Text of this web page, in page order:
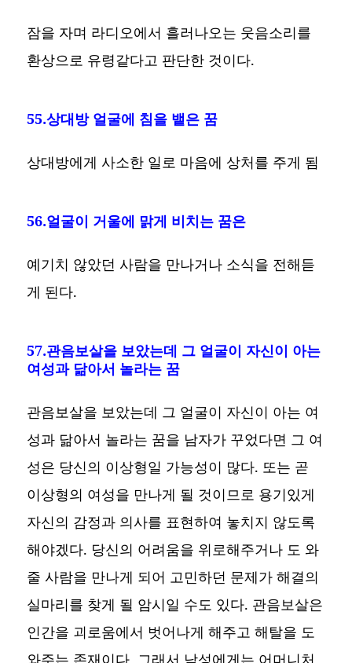
잠을 자며 라디오에서 흘러나오는 웃음소리를
환상으로 유령같다고 판단한 것이다.
55.상대방 얼굴에 침을 뱉은 꿈
상대방에게 사소한 일로 마음에 상처를 주게 됨
56.얼굴이 거울에 맑게 비치는 꿈은
예기치 않았던 사람을 만나거나 소식을 전해듣
게 된다.
57.관음보살을 보았는데 그 얼굴이 자신이 아는
여성과 닮아서 놀라는 꿈
관음보살을 보았는데 그 얼굴이 자신이 아는 여
성과 닮아서 놀라는 꿈을 남자가 꾸었다면 그 여
성은 당신의 이상형일 가능성이 많다. 또는 곧
이상형의 여성을 만나게 될 것이므로 용기있게
자신의 감정과 의사를 표현하여 놓치지 않도록
해야겠다. 당신의 어려움을 위로해주거나 도 와
줄 사람을 만나게 되어 고민하던 문제가 해결의
실마리를 찾게 될 암시일 수도 있다. 관음보살은
인간을 괴로움에서 벗어나게 해주고 해탈을 도